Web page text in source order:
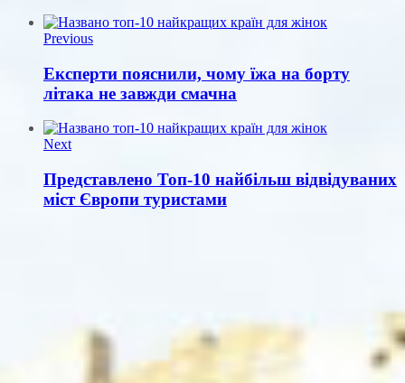
Previous
Експерти пояснили, чому їжа на борту
літака не завжди смачна
Next
Представлено Топ-10 найбільш відвідуваних
міст Європи туристами